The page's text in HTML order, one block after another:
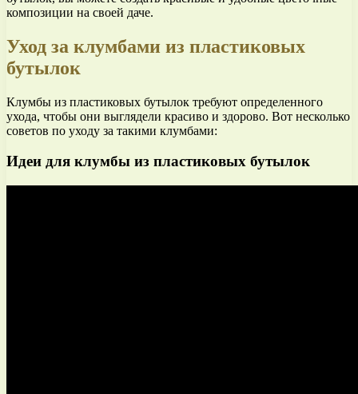
композиции на своей даче.
Уход за клумбами из пластиковых
бутылок
Клумбы из пластиковых бутылок требуют определенного
ухода, чтобы они выглядели красиво и здорово. Вот несколько
советов по уходу за такими клумбами:
Идеи для клумбы из пластиковых бутылок